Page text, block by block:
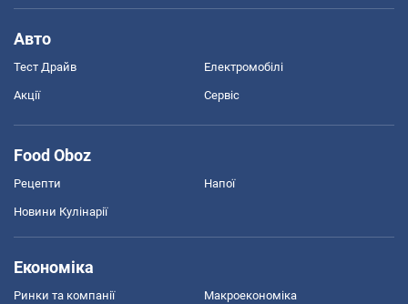
Авто
Тест Драйв Електромобілі
Акції Сервіс
Food Oboz
Рецепти Напої
Новини Кулінарії
Економіка
Ринки та компанії Макроекономіка